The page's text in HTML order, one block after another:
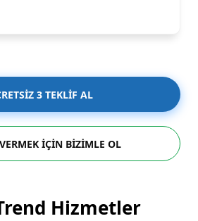
3 TEKLİF AL
İÇİN BİZİMLE OL
Hizmetler